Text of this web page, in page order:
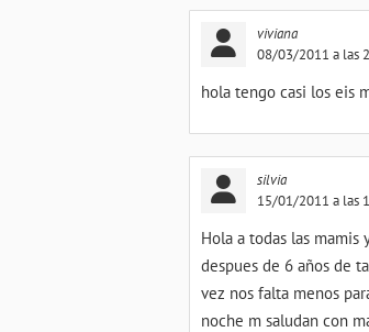
viviana
08/03/2011 a las
hola tengo casi los eis
silvia
15/01/2011 a las
Hola a todas las
despues de 6 años de
vez nos falta menos
noche m saludan con